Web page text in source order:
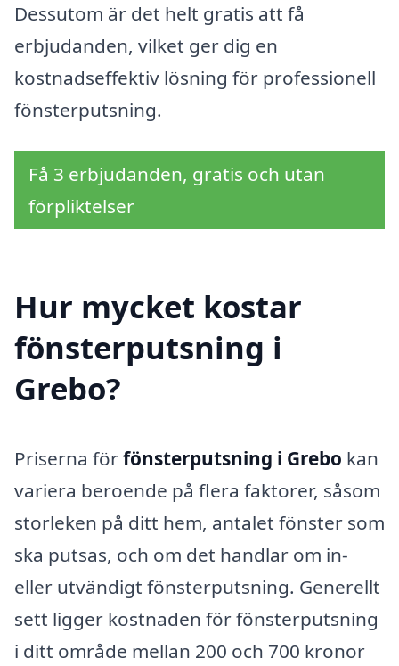
Dessutom är det helt gratis att få
erbjudanden, vilket ger dig en
kostnadseffektiv lösning för professionell
fönsterputsning.
Få 3 erbjudanden, gratis och utan
förpliktelser
Hur mycket kostar
fönsterputsning i
Grebo?
Priserna förfönsterputsning i Grebo kan
variera beroende på flera faktorer, såsom
storleken på ditt hem, antalet fönster som
ska putsas, och om det handlar om in-
eller utvändigt fönsterputsning. Generellt
sett ligger kostnaden för fönsterputsning
i ditt område mellan 200 och 700 kronor